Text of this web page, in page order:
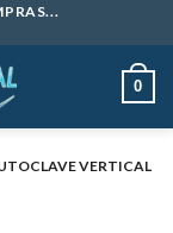
0
VERTICAL